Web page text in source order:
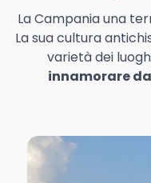
La Campania una
La sua cultura
varietà dei
innamorare